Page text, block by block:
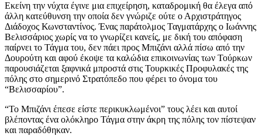
Εκείνη την νύχτα έγινε μια επιχείρηση, καταδρομική θα έλεγα από
άλλη κατεύθυνση την οποία δεν γνώριζε ούτε ο Αρχιστράτηγος
Διάδοχος Κωνσταντίνος. Ένας παράτολμος Ταγματάρχης ο Ιωάννης
Βελισσάριος χωρίς να το γνωρίζει κανείς, με δική του απόφαση
παίρνει το Τάγμα του, δεν πάει προς Μπιζάνι αλλά πίσω από την
Δουρούτη και αφού έκοψε τα καλώδια επικοινωνίας των Τούρκων
παρουσιάζεται ξαφνικά μπροστά στις Τουρκικές Προφυλακές της
πόλης στο σημερινό Στρατόπεδο που φέρει το όνομα του
“Βελισσαρίου”.
“Το Μπιζάνι έπεσε είστε περικυκλωμένοι” τους λέει και αυτοί
βλέποντας ένα ολόκληρο Τάγμα στην άκρη της πόλης τον πίστεψαν
και παραδόθηκαν.